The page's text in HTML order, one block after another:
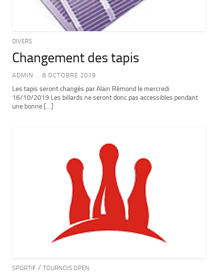
DIVERS
Changement des tapis
ADMIN 8 OCTOBRE 2019
Les tapis seront changés par Alain Rémond le mercredi
16/10/2019 Les billards ne seront donc pas accessibles pendant
une bonne […]
SPORTIF / TOURNOIS OPEN